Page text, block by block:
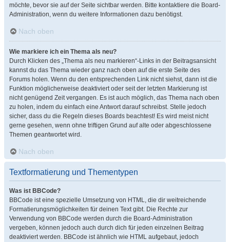
möchte, bevor sie auf der Seite sichtbar werden. Bitte kontaktiere die Board-
Administration, wenn du weitere Informationen dazu benötigst.
Nach oben
Wie markiere ich ein Thema als neu?
Durch Klicken des „Thema als neu markieren“-Links in der Beitragsansicht
kannst du das Thema wieder ganz nach oben auf die erste Seite des
Forums holen. Wenn du den entsprechenden Link nicht siehst, dann ist die
Funktion möglicherweise deaktiviert oder seit der letzten Markierung ist
nicht genügend Zeit vergangen. Es ist auch möglich, das Thema nach oben
zu holen, indem du einfach eine Antwort darauf schreibst. Stelle jedoch
sicher, dass du die Regeln dieses Boards beachtest! Es wird meist nicht
gerne gesehen, wenn ohne triftigen Grund auf alte oder abgeschlossene
Themen geantwortet wird.
Nach oben
Textformatierung und Thementypen
Was ist BBCode?
BBCode ist eine spezielle Umsetzung von HTML, die dir weitreichende
Formatierungsmöglichkeiten für deinen Text gibt. Die Rechte zur
Verwendung von BBCode werden durch die Board-Administration
vergeben, können jedoch auch durch dich für jeden einzelnen Beitrag
deaktiviert werden. BBCode ist ähnlich wie HTML aufgebaut, jedoch